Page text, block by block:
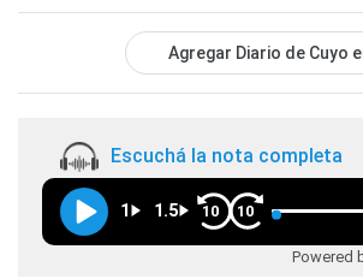
Agregar Diario de Cuyo
Escuchá la nota completa
1 1.5 10 10
Powered